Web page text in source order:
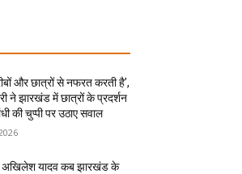
और छात्रों से नफरत करती है’,
ने झारखंड में छात्रों के प्रदर्शन
की चुप्पी पर उठाए सवाल
अखिलेश यादव कब झारखंड के